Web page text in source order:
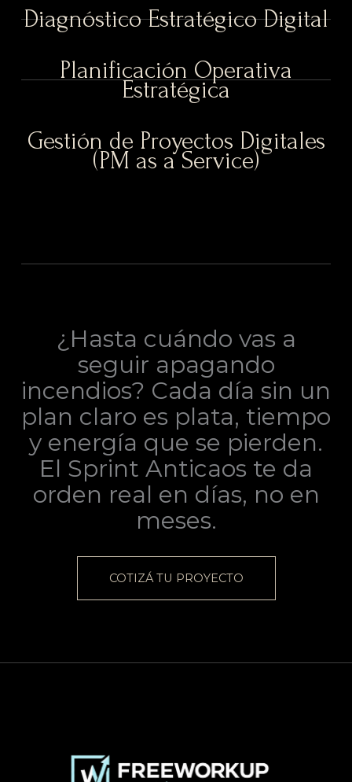
Diagnóstico Estratégico Digital
Planificación Operativa
Estratégica
Gestión de Proyectos Digitales
(PM as a Service)
¿Hasta cuándo vas a
seguir apagando
incendios? Cada día sin un
plan claro es plata, tiempo
y energía que se pierden.
El Sprint Anticaos te da
orden real en días, no en
meses.
COTIZÁ TU PROYECTO